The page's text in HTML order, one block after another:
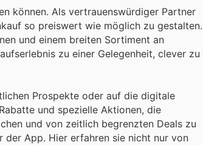
können. Als vertrauenswürdiger Partner
so preiswert wie möglich zu gestalten.
und einem breiten Sortiment an
zu einer Gelegenheit, clever zu
Prospekte oder auf die digitale
und spezielle Aktionen, die
und von zeitlich begrenzten Deals zu
App. Hier erfahren sie nicht nur von